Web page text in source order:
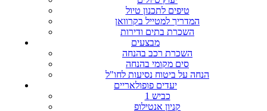
טיפים לתכנון טיול
המדריך למטייל בקרוואן
השכרת בתים ודירות
מבצעים
השכרת רכב בהנחה
סים מקומי בהנחה
הנחה על ביטוח נסיעות לחו"ל
יעדים פופולאריים
כביש 1
קניון אנטילופ